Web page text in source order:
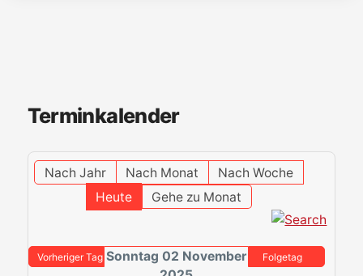
Terminkalender
Nach Jahr Nach Monat
Nach Woche
Heute
Gehe zu Monat
Vorheriger Tag Sonntag 02 November
Folgetag